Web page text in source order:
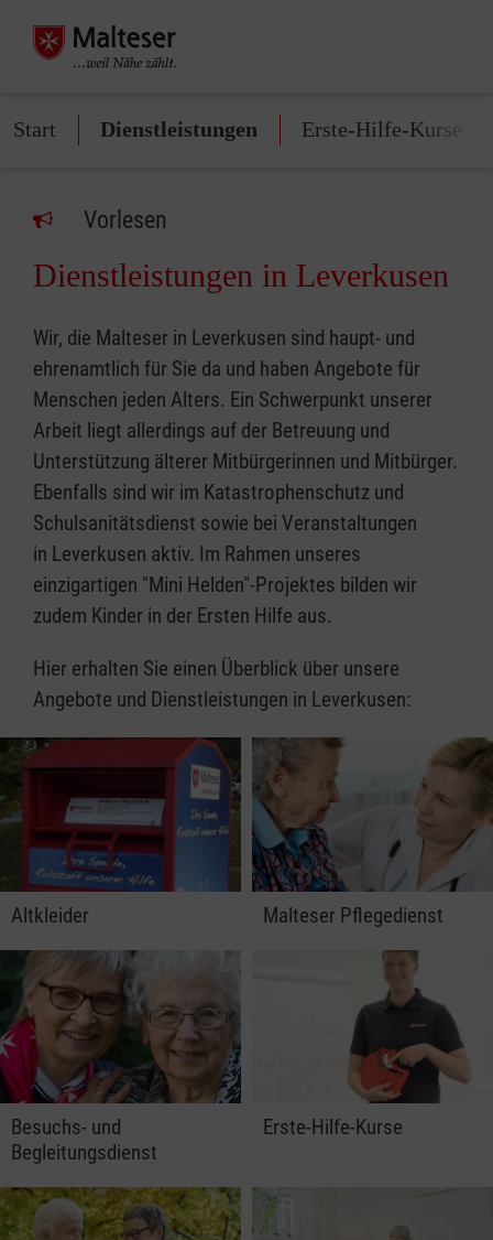
Start Dienstleistungen Erste-Hilfe-Kurse
Vorlesen
Dienstleistungen in Leverkusen
Wir, die Malteser in Leverkusen sind haupt- und
ehrenamtlich für Sie da und haben Angebote für
Menschen jeden Alters. Ein Schwerpunkt unserer
Arbeit liegt allerdings auf der Betreuung und
Unterstützung älterer Mitbürgerinnen und Mitbürger.
Ebenfalls sind wir im Katastrophenschutz und
Schulsanitätsdienst sowie bei Veranstaltungen
in Leverkusen aktiv. Im Rahmen unseres
einzigartigen "Mini Helden"-Projektes bilden wir
zudem Kinder in der Ersten Hilfe aus.
Hier erhalten Sie einen Überblick über unsere
Angebote und Dienstleistungen in Leverkusen:
Altkleider Malteser Pflegedienst
Besuchs- und
Begleitungsdienst
Erste-Hilfe-Kurse